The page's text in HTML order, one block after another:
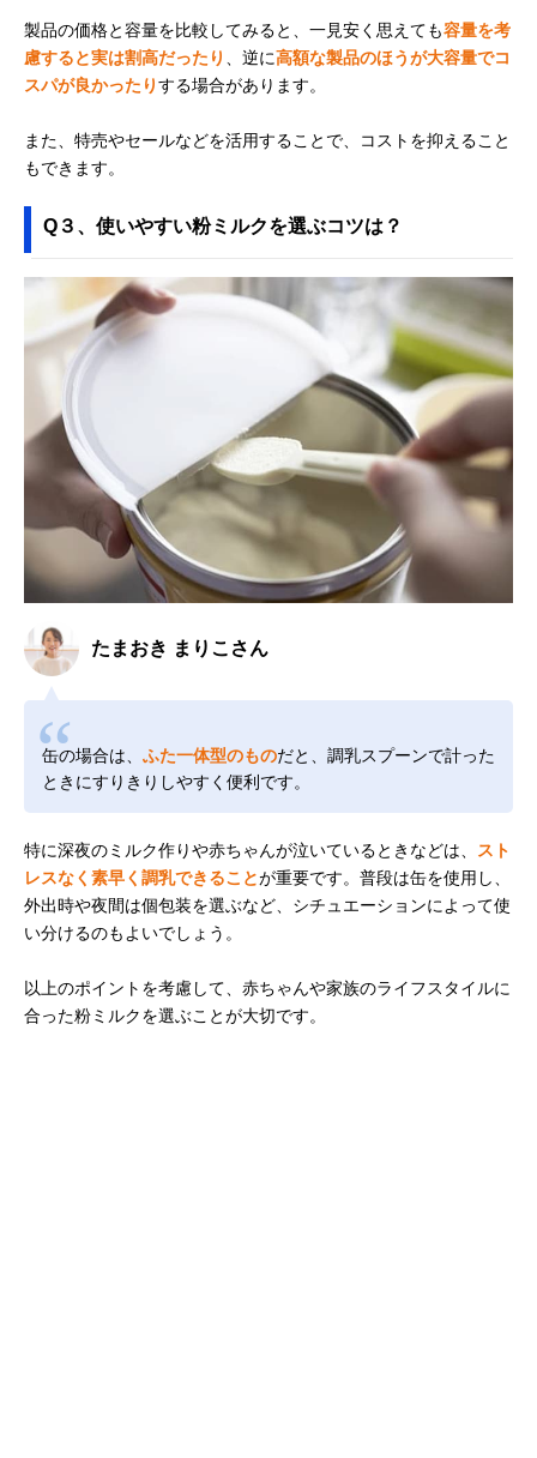
製品の価格と容量を比較してみると、一見安く思えても容量を考
慮すると実は割高だったり
、逆に高額な製品のほうが大容量でコ
スパが良かったりする場合があります。
また、特売やセールなどを活用することで、コストを抑えること
もできます。
Q３、使いやすい粉ミルクを選ぶコツは？
たまおき まりこさん
缶の場合は、 ふた一体型のものだと、調乳スプーンで計った
ときにすりきりしやすく便利です。
特に深夜のミルク作りや赤ちゃんが泣いているときなどは、
スト
レスなく素早く調乳できることが重要です。普段は缶を使用し、
外出時や夜間は個包装を選ぶなど、シチュエーションによって使
い分けるのもよいでしょう。
以上のポイントを考慮して、赤ちゃんや家族のライフスタイルに
合った粉ミルクを選ぶことが大切です。